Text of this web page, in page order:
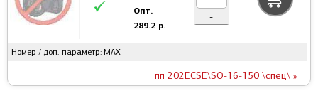
Номер / доп. параметр: MAX
пп 202ECSE\SO-16-150 \спец\ »
Опт.
289.2 р.
-